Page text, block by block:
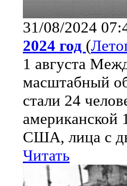
31/08/2024
2024 год (
1 августа
масштабный
стали 24
американской
США, лица с
Читать